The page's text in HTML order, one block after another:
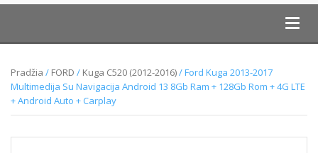
Pradžia / FORD / Kuga C520 (2012-2016)/ Ford Kuga 2013-2017
Multimedija Su Navigacija Android 13 8Gb Ram + 128Gb Rom + 4G LTE
+ Android Auto + Carplay